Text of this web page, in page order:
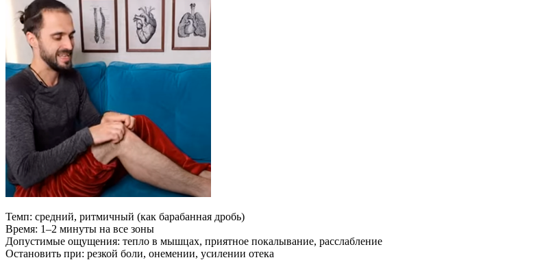
Темп: средний, ритмичный (как барабанная дробь)
Время: 1–2 минуты на все зоны
Допустимые ощущения: тепло в мышцах, приятное покалывание, расслабление
Остановить при: резкой боли, онемении, усилении отека